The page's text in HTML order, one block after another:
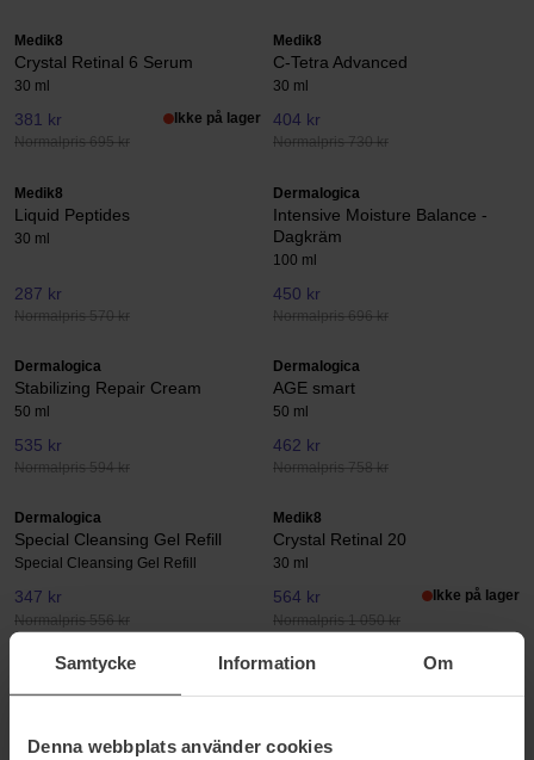
Samtycke Information Om
Denna webbplats använder cookies
Medik8
Crystal Retinal 6 Serum
30 ml
381 kr
Normalpris 695 kr
Ikke på lager
Medik8
C-Tetra Advanced
30 ml
404 kr
Normalpris 730 kr
Medik8
Liquid Peptides
30 ml
287 kr
Normalpris 570 kr
Dermalogica
Intensive Moisture Balance -
Dagkräm
100 ml
450 kr
Normalpris 696 kr
Dermalogica
Stabilizing Repair Cream
50 ml
535 kr
Normalpris 594 kr
Dermalogica
AGE smart
50 ml
462 kr
Normalpris 758 kr
Dermalogica
Special Cleansing Gel Refill
Special Cleansing Gel Refill
347 kr
Normalpris 556 kr
Medik8
Crystal Retinal 20
30 ml
564 kr
Normalpris 1 050 kr
Ikke på lager
Caudalie
Vinoperfect Radiance Serum
30 ml
Beauty of Joseon
Relief Sun